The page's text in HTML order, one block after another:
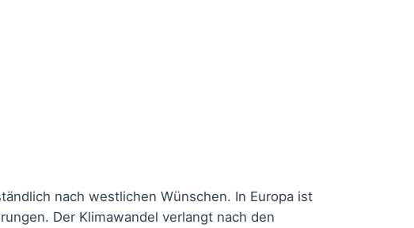
nach westlichen Wünschen. In Europa ist
Der Klimawandel verlangt nach den